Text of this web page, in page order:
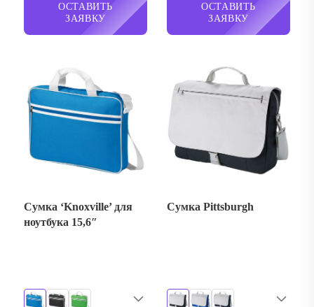
ОСТАВИТЬ
ЗАЯВКУ
ОСТАВИТЬ
ЗАЯВКУ
Сумка ‘Knoxville’ для
ноутбука 15,6″
Сумка Pittsburgh